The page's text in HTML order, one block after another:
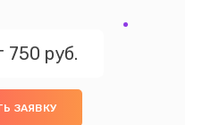
750 руб.
ЗАЯВКУ